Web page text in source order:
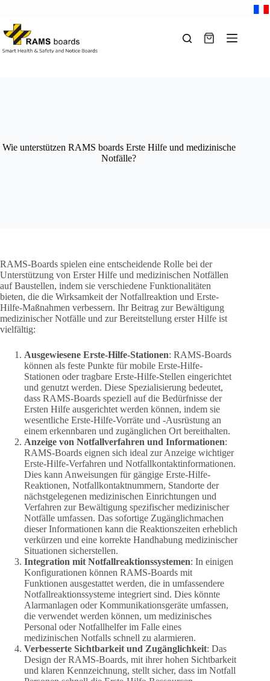
springen
Warenkorb
Wie unterstützen RAMS boards Erste Hilfe und medizinische
Notfälle?
RAMS-Boards spielen eine entscheidende Rolle bei der
Unterstützung von Erster Hilfe und medizinischen Notfällen
auf Baustellen, indem sie verschiedene Funktionalitäten
bieten, die die Wirksamkeit der Notfallreaktion und Erste-
Hilfe-Maßnahmen verbessern. Ihr Beitrag zur Bewältigung
medizinischer Notfälle und zur Bereitstellung erster Hilfe ist
vielfältig:
Ausgewiesene Erste-Hilfe-Stationen: RAMS-Boards
können als feste Punkte für mobile Erste-Hilfe-
Stationen oder tragbare Erste-Hilfe-Stellen eingerichtet
und genutzt werden. Diese Spezialisierung bedeutet,
dass RAMS-Boards speziell auf die Bedürfnisse der
Ersten Hilfe ausgerichtet werden können, indem sie
wesentliche Erste-Hilfe-Vorräte und -Ausrüstung an
einem erkennbaren und zugänglichen Ort bereithalten.
Anzeige von Notfallverfahren und Informationen:
RAMS-Boards eignen sich ideal zur Anzeige wichtiger
Erste-Hilfe-Verfahren und Notfallkontaktinformationen.
Dies kann Anweisungen für gängige Erste-Hilfe-
Reaktionen, Notfallkontaktnummern, Standorte der
nächstgelegenen medizinischen Einrichtungen und
Verfahren zur Bewältigung spezifischer medizinischer
Notfälle umfassen. Das sofortige Zugänglichmachen
dieser Informationen kann die Reaktionszeiten erheblich
verkürzen und eine korrekte Handhabung medizinischer
Situationen sicherstellen.
Integration mit Notfallreaktionssystemen: In einigen
Konfigurationen können RAMS-Boards mit
Funktionen ausgestattet werden, die in umfassendere
Notfallreaktionssysteme integriert sind. Dies könnte
Alarmanlagen oder Kommunikationsgeräte umfassen,
die verwendet werden können, um medizinisches
Personal oder Notfallhelfer im Falle eines
medizinischen Notfalls schnell zu alarmieren.
Verbesserte Sichtbarkeit und Zugänglichkeit: Das
Design der RAMS-Boards, mit ihrer hohen Sichtbarkeit
und klaren Kennzeichnung, stellt sicher, dass im Notfall